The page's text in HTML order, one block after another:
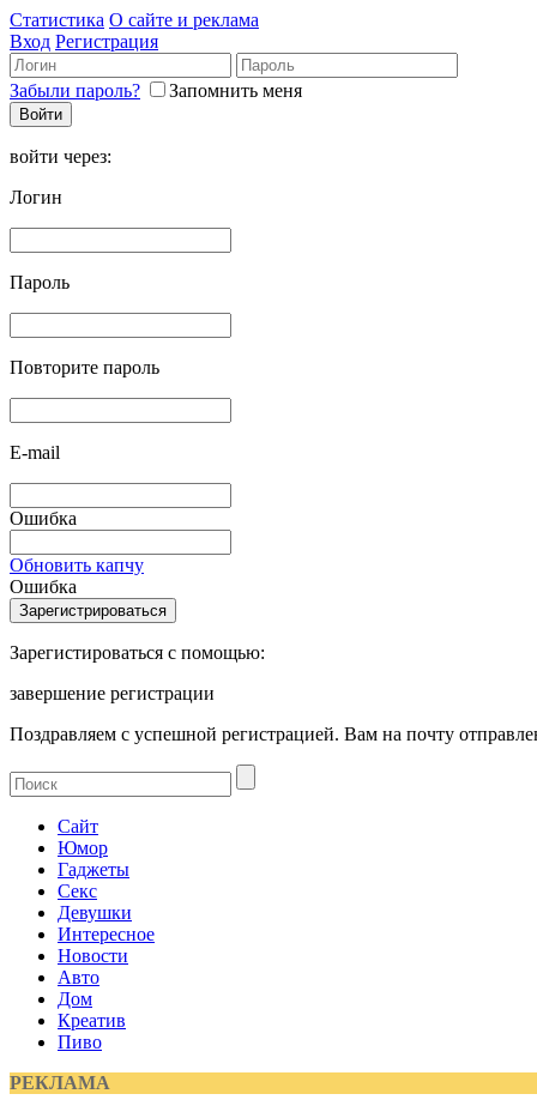
Статистика О сайте и реклама
Вход Регистрация
Забыли пароль? Запомнить меня
войти через:
Логин
Пароль
Повторите пароль
E-mail
Ошибка
Обновить капчу
Ошибка
Зарегистироваться с помощью:
завершение регистрации
Поздравляем с успешной регистрацией. Вам на почту
Сайт
Юмор
Гаджеты
Секс
Девушки
Интересное
Новости
Авто
Дом
Креатив
Пиво
РЕКЛАМА